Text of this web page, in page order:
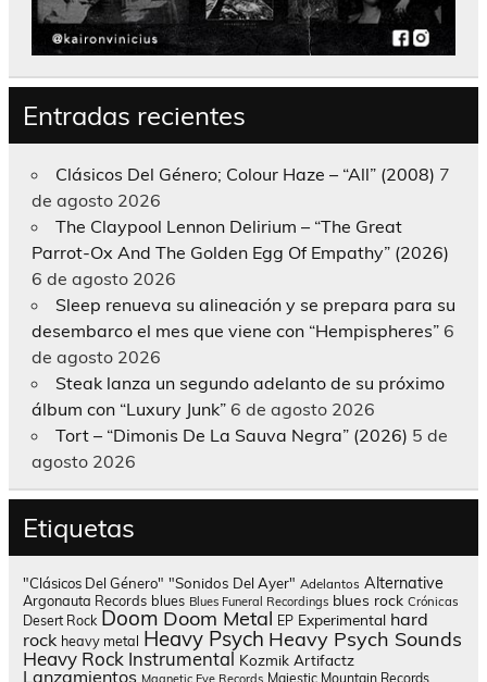
Entradas recientes
Clásicos Del Género; Colour Haze – “All” (2008) 7
de agosto 2026
The Claypool Lennon Delirium – “The Great
Parrot-Ox And The Golden Egg Of Empathy” (2026)
6 de agosto 2026
Sleep renueva su alineación y se prepara para su
desembarco el mes que viene con “Hempispheres” 6
de agosto 2026
Steak lanza un segundo adelanto de su próximo
álbum con “Luxury Junk” 6 de agosto 2026
Tort – “Dimonis De La Sauva Negra” (2026) 5 de
agosto 2026
Etiquetas
"Clásicos Del Género" "Sonidos Del Ayer" Adelantos Alternative
Argonauta Records blues Blues Funeral Recordings blues rock Crónicas
Desert Rock Doom Doom Metal EP Experimental hard
rock heavy metal Heavy Psych Heavy Psych Sounds
Heavy Rock Instrumental Kozmik Artifactz
Lanzamientos Majestic Mountain Records